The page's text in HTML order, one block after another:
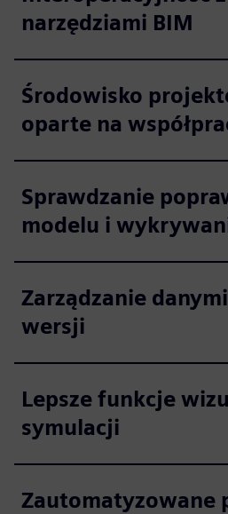
narzędziami BIM
Środowisko
oparte na
Sprawdzanie
modelu i
Zarządzanie
wersji
Lepsze funkcje
symulacji
Zautomatyzowane